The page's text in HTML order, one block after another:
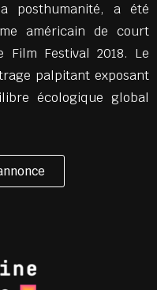
posthumanité, a été
américain de court
Film Festival 2018. Le
palpitant exposant
écologique global